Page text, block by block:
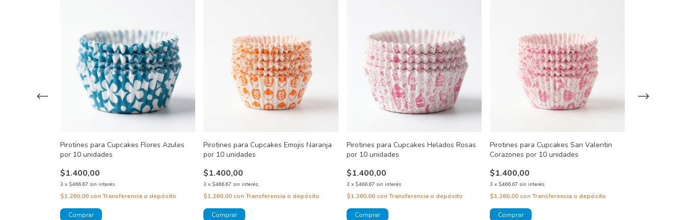
Pirotines para Cupcakes Flores Azules
por 10 unidades
$1.400,00
3 x $466,67 sin interés
$1.260,00 conTransferencia o depósito
Pirotines para Cupcakes Emojis Naranja
por 10 unidades
$1.400,00
3 x $466,67 sin interés
$1.260,00 conTransferencia o depósito
Pirotines para Cupcakes Helados Rosas
por 10 unidades
$1.400,00
3 x $466,67 sin interés
$1.260,00 conTransferencia o depósito
Pirotines para Cupcakes San Valentin
Corazones por 10 unidades
$1.400,00
3 x $466,67 sin interés
$1.260,00 conTransferencia o depósito